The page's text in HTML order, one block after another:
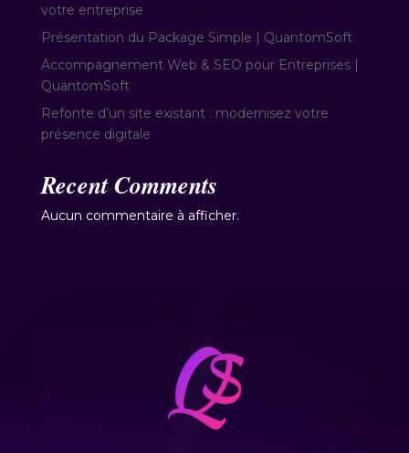
votre entreprise
Présentation du Package Simple | QuantomSoft
Accompagnement Web & SEO pour Entreprises |
QuantomSoft
Refonte d’un site existant : modernisez votre
présence digitale
Recent Comments
Aucun commentaire à afficher.